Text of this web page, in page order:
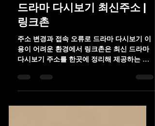
4월 21일 2분 분량
드라마 다시보기 최신주소 |
링크촌
주소 변경과 접속 오류로 드라마 다시보기 이
다시보기 주소를 한곳에 정리해 제공하는 주
소모음 플랫폼입니다. 방영작부터 종영 드라